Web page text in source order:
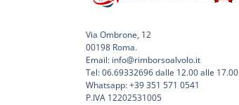
Via Ombrone, 12
00198 Roma.
Email: info@rimborsoalvolo.it
Tel: 06.69332696 dalle 12.00 alle 17.00
Whatsapp: +39 351 571 0541
P.IVA 12202531005